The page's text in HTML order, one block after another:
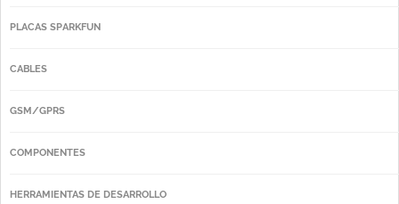
PLACAS SPARKFUN
CABLES
GSM/GPRS
COMPONENTES
HERRAMIENTAS DE DESARROLLO